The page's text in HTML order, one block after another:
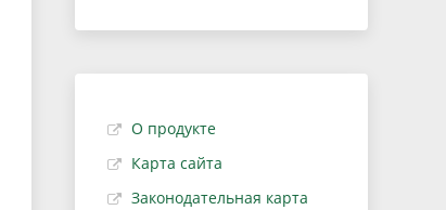
О продукте
Карта сайта
Законодательная карта